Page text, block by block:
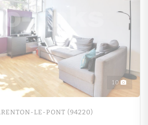
10
LE-PONT (94220)